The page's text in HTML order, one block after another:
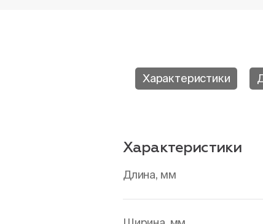
Характеристики
Характеристики
Длина, мм